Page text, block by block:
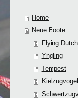
Home
Neue Boote
Flying
Yngling
Tempest
Kielzugvogel